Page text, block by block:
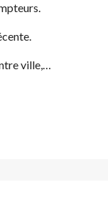
ville,…